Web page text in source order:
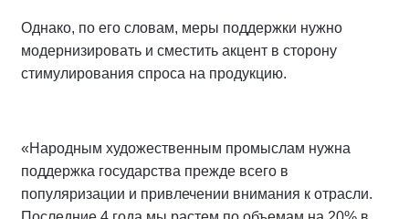
Однако, по его словам, меры поддержки нужно
модернизировать и сместить акцент в сторону
стимулирования спроса на продукцию.
«Народным художественным промыслам нужна
поддержка государства прежде всего в
популяризации и привлечении внимания к отрасли.